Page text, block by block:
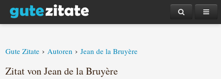
Gute Zitate › Autoren › Jean de la Bruyère
Zitat von Jean de la Bruyère